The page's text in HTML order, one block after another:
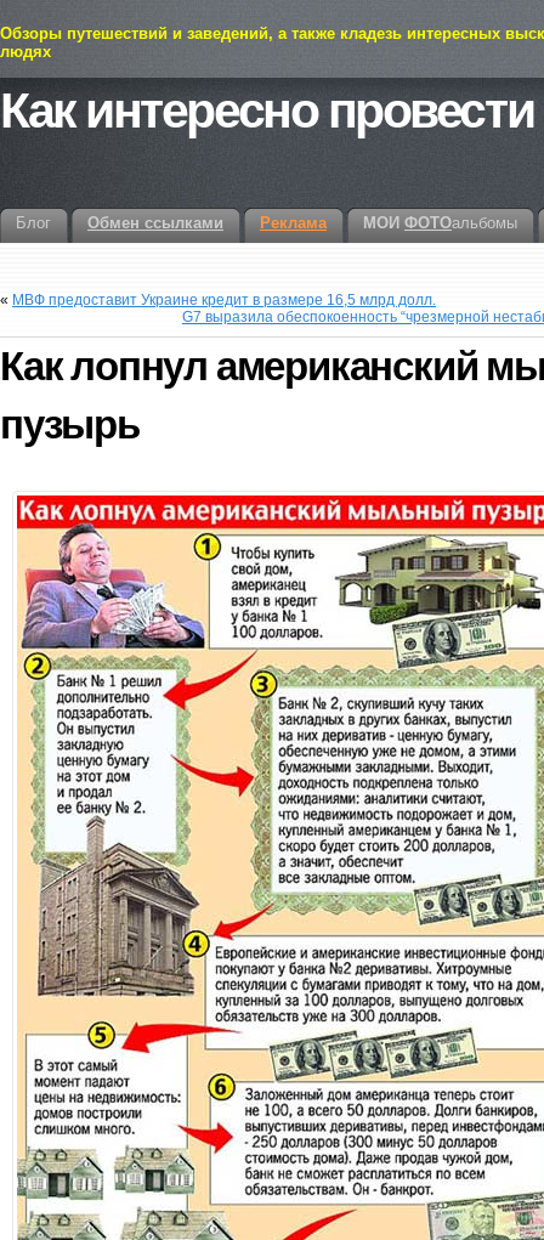
Обзоры путешествий и заведений, а также кладезь интересных
людях
Как интересно
Блог Обмен ссылками Реклама МОИ ФОТОальбомы
« МВФ предоставит Украине кредит в размере 16,5 млрд долл.
G7 выразила обеспокоенность “чрезмерной
Как лопнул американский
пузырь